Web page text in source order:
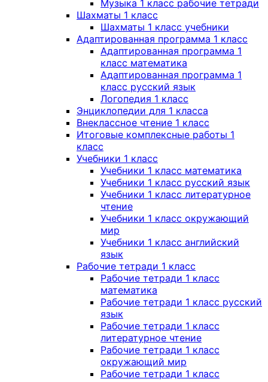
Музыка 1 класс рабочие тетради
Шахматы 1 класс
Шахматы 1 класс учебники
Адаптированная программа 1 класс
Адаптированная программа 1
класс математика
Адаптированная программа 1
класс русский язык
Логопедия 1 класс
Энциклопедии для 1 класса
Внеклассное чтение 1 класс
Итоговые комплексные работы 1
класс
Учебники 1 класс
Учебники 1 класс математика
Учебники 1 класс русский язык
Учебники 1 класс литературное
чтение
Учебники 1 класс окружающий
мир
Учебники 1 класс английский
язык
Рабочие тетради 1 класс
Рабочие тетради 1 класс
математика
Рабочие тетради 1 класс русский
язык
Рабочие тетради 1 класс
литературное чтение
Рабочие тетради 1 класс
окружающий мир
Рабочие тетради 1 класс